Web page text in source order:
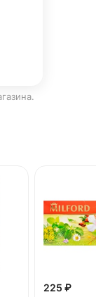
225 ₽